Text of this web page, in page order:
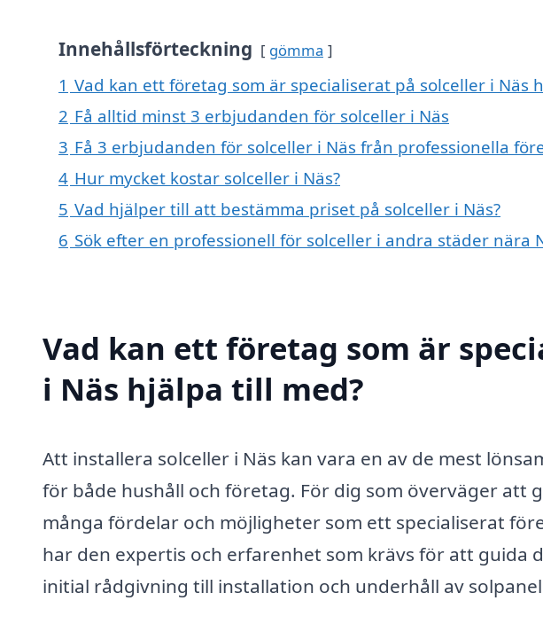
Innehållsförteckning gömma
1 Vad kan ett företag som är specialiserat på solceller i Näs
2 Få alltid minst 3 erbjudanden för solceller i Näs
3 Få 3 erbjudanden för solceller i Näs från professionella
4 Hur mycket kostar solceller i Näs?
5 Vad hjälper till att bestämma priset på solceller i Näs?
6 Sök efter en professionell för solceller i andra städer nära
Vad kan ett företag som är
i Näs hjälpa till med?
Att installera solceller i Näs kan vara en av de mest
för både hushåll och företag. För dig som överväger att
många fördelar och möjligheter som ett specialiserat
har den expertis och erfarenhet som krävs för att guida
initial rådgivning till installation och underhåll av